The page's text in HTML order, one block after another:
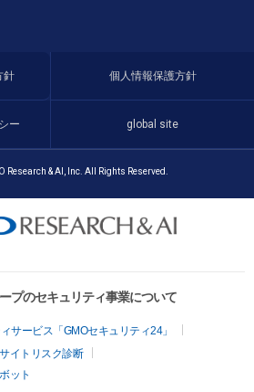
針 個人情報保護方針
ー global site
Research & AI, Inc. All Rights Reserved.
プのセキュリティ事業について
サービス「GMOセキュリティ24」
イトリスク診断
ット